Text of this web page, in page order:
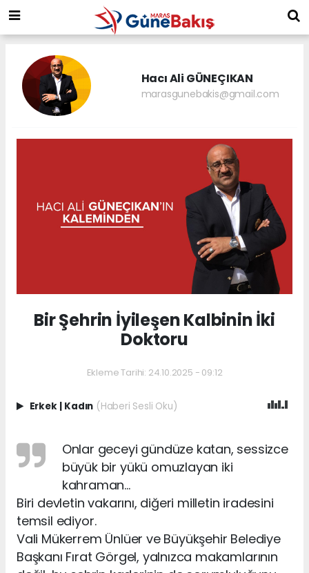
Hacı Ali GÜNEÇIKAN
marasgunebakis@gmail.com
Bir Şehrin İyileşen Kalbinin İki
Doktoru
Ekleme Tarihi: 24.10.2025 - 09:12
Erkek | Kadın (Haberi Sesli Oku)
Onlar geceyi gündüze katan, sessizce
büyük bir yükü omuzlayan iki
kahraman…
Biri devletin vakarını, diğeri milletin iradesini
temsil ediyor.
Vali Mükerrem Ünlüer ve Büyükşehir Belediye
Başkanı Fırat Görgel, yalnızca makamlarının